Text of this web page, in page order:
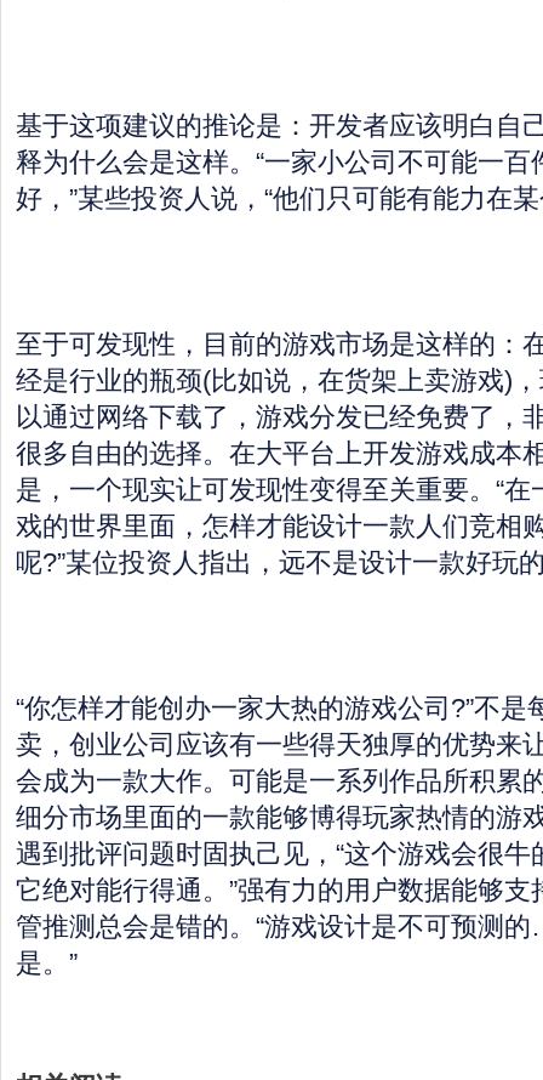
基于这项建议的推论是：开发者应该明白自
释为什么会是这样。“一家小公司不可能一百
好，”某些投资人说，“他们只可能有能力在
至于可发现性，目前的游戏市场是这样的：
经是行业的瓶颈(比如说，在货架上卖游戏)
以通过网络下载了，游戏分发已经免费了，
很多自由的选择。在大平台上开发游戏成本
是，一个现实让可发现性变得至关重要。“
戏的世界里面，怎样才能设计一款人们竞相
呢?”某位投资人指出，远不是设计一款好玩
“你怎样才能创办一家大热的游戏公司?”不是
卖，创业公司应该有一些得天独厚的优势来
会成为一款大作。可能是一系列作品所积累
细分市场里面的一款能够博得玩家热情的游
遇到批评问题时固执己见，“这个游戏会很
它绝对能行得通。”强有力的用户数据能够
管推测总会是错的。“游戏设计是不可预测
是。”